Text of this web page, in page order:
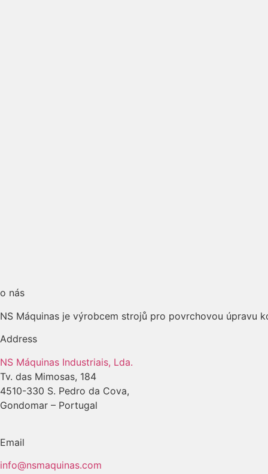
o nás
NS Máquinas je výrobcem strojů pro povrchovou úpravu
Address
NS Máquinas Industriais, Lda.
Tv. das Mimosas, 184
4510-330 S. Pedro da Cova,
Gondomar – Portugal
Email
info@nsmaquinas.com